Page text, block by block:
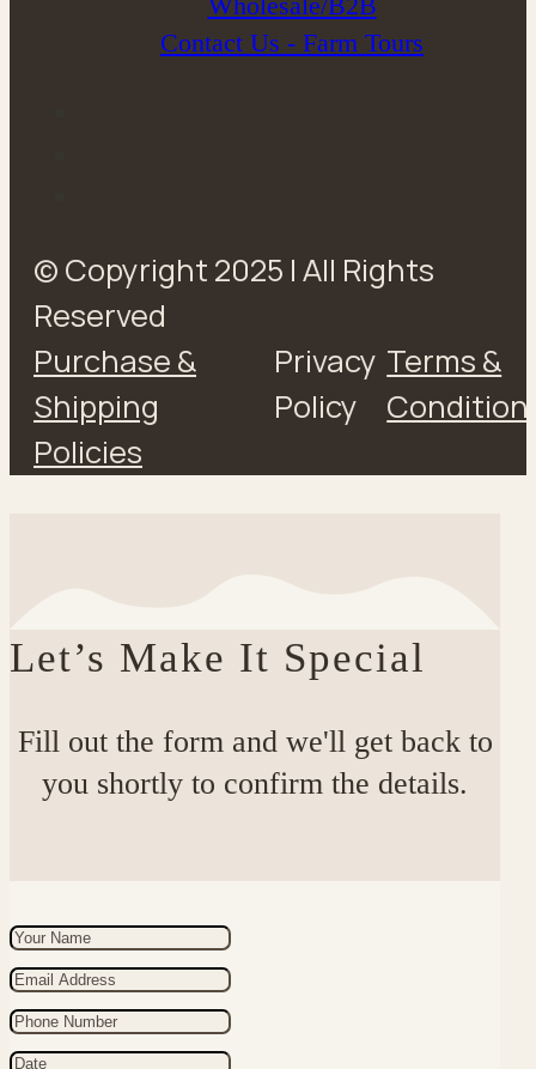
Contact Us - Farm Tours
© Copyright 2025 | All Rights
Reserved
Purchase &
Shipping
Policies
Privacy
Policy
Terms &
Let’s Make It Special
Fill out the form and we'll get back to
you shortly to confirm the details.